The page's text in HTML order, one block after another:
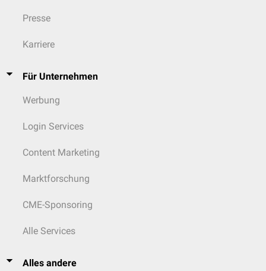
Presse
Karriere
Für Unternehmen
Werbung
Login Services
Content Marketing
Marktforschung
CME-Sponsoring
Alle Services
Alles andere